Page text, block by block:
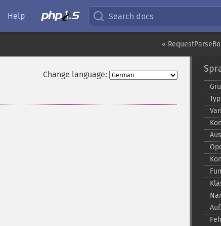
Help Search docs
«
Change language: